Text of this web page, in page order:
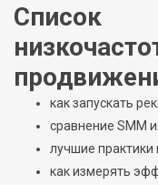
как запускать
сравнение SMM
лучшие
как измерять